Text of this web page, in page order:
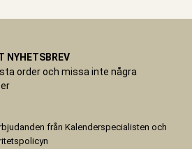
NYHETSBREV
order och missa inte några
från Kalenderspecialisten och